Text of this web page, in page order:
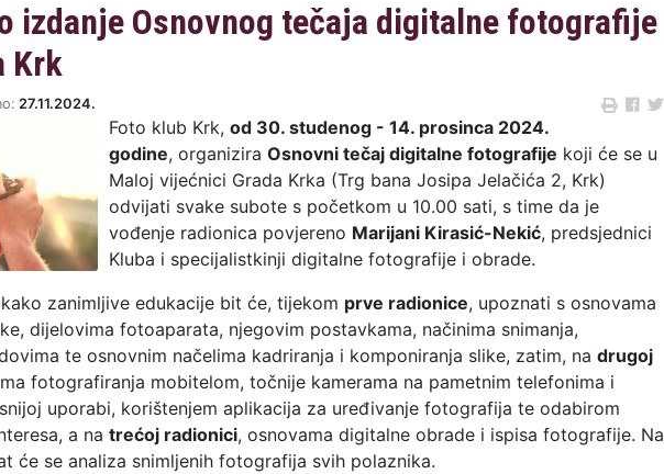
izdanje Osnovnog tečaja digitalne fotografije
Krk
27.11.2024.
Foto klub Krk, od 30. studenog - 14. prosinca 2024.
godine, organizira Osnovni tečaj digitalne fotografije koji će se u
Maloj vijećnici Grada Krka (Trg bana Josipa Jelačića 2, Krk)
odvijati svake subote s početkom u 10.00 sati, s time da je
vođenje radionica povjereno Marijani Kirasić-Nekić, predsjednici
Kluba i specijalistkinji digitalne fotografije i obrade.
zanimljive edukacije bit će, tijekom prve radionice, upoznati s osnovama
dijelovima fotoaparata, njegovim postavkama, načinima snimanja,
te osnovnim načelima kadriranja i komponiranja slike, zatim, na drugoj
fotografiranja mobitelom, točnije kamerama na pametnim telefonima i
uporabi, korištenjem aplikacija za uređivanje fotografija te odabirom
a na trećoj radionici, osnovama digitalne obrade i ispisa fotografije. Na
će se analiza snimljenih fotografija svih polaznika.